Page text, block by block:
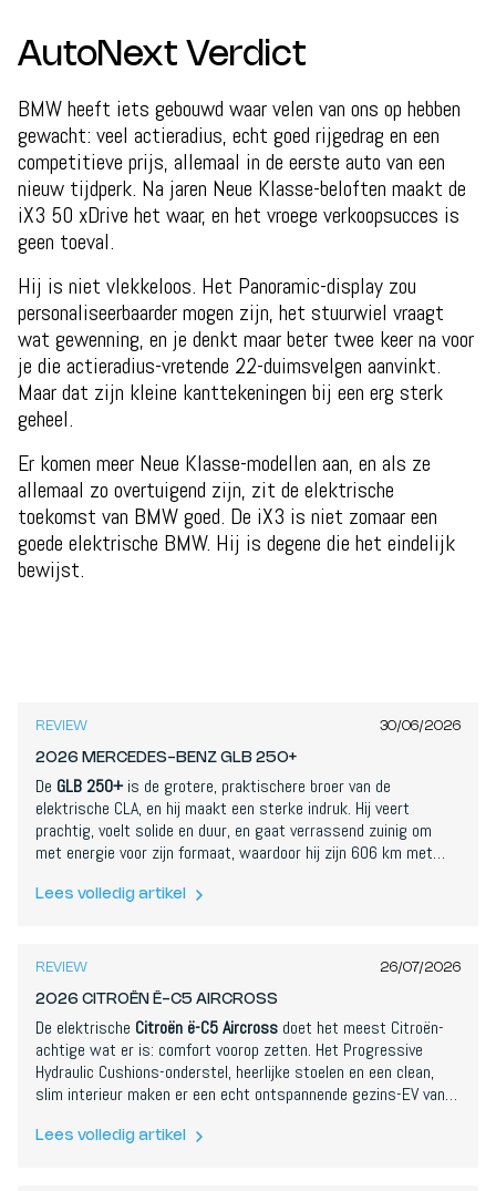
AutoNext Verdict
BMW heeft iets gebouwd waar velen van ons op hebben
gewacht: veel actieradius, echt goed rijgedrag en een
competitieve prijs, allemaal in de eerste auto van een
nieuw tijdperk. Na jaren Neue Klasse-beloften maakt de
iX3 50 xDrive het waar, en het vroege verkoopsucces is
geen toeval.
Hij is niet vlekkeloos. Het Panoramic-display zou
personaliseerbaarder mogen zijn, het stuurwiel vraagt
wat gewenning, en je denkt maar beter twee keer na voor
je die actieradius-vretende 22-duimsvelgen aanvinkt.
Maar dat zijn kleine kanttekeningen bij een erg sterk
geheel.
Er komen meer Neue Klasse-modellen aan, en als ze
allemaal zo overtuigend zijn, zit de elektrische
toekomst van BMW goed. De iX3 is niet zomaar een
goede elektrische BMW. Hij is degene die het eindelijk
bewijst.
REVIEW 30/06/2026
2026 MERCEDES-BENZ GLB 250+
De GLB 250+is de grotere, praktischere broer van de
elektrische CLA, en hij maakt een sterke indruk. Hij veert
prachtig, voelt solide en duur, en gaat verrassend zuinig om
met energie voor zijn formaat, waardoor hij zijn 606 km met
maar als rustige, betrouwbare langeafstands-EV is dit een
Lees volledig artikel
7,6
REVIEW 26/07/2026
2026 CITROËN Ë-C5 AIRCROSS
De elektrische Citroën ë-C5 Aircross doet het meest Citroën-
achtige wat er is: comfort voorop zetten. Het Progressive
Hydraulic Cushions-onderstel, heerlijke stoelen en een clean,
slim interieur maken er een echt ontspannende gezins-EV van,
realistische 680 km actieradius en een enorme koffer. Snel is
Lees volledig artikel
8,2